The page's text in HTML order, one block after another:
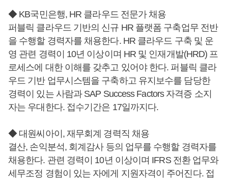
◆ KB국민은행, HR 클라우드 전문가 채용
퍼블릭 클라우드 기반의 신규 HR 플랫폼 구축업무 전반
을 수행할 경력자를 채용한다. HR 클라우드 구축 및 운
영 관련 경력이 10년 이상이며 HR 및 인재개발(HRD) 프
로세스에 대한 이해를 갖추고 있어야 한다. 퍼블릭 클라
우드 기반 업무시스템을 구축하고 유지보수를 담당한
경력이 있는 사람과 SAP Success Factors 자격증 소지
자는 우대한다. 접수기간은 17일까지다.
◆ 대원씨아이, 재무회계 경력직 채용
결산, 손익분석, 회계감사 등의 업무를 수행할 경력자를
채용한다. 관련 경력이 10년 이상이며 IFRS 전환 업무와
세무조정 경험이 있는 자에게 지원자격이 주어진다. 접